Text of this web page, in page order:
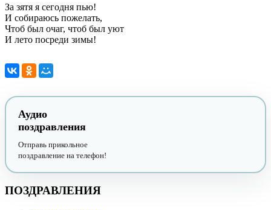
За зятя я сегодня пью!
И собираюсь пожелать,
Чтоб был очаг, чтоб был уют
И лето посреди зимы!
Аудио
поздравления
Отправь прикольное
поздравление на телефон!
ПОЗДРАВЛЕНИЯ